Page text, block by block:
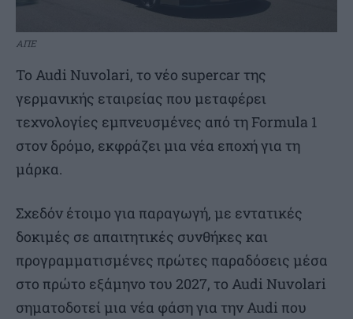
ΑΠΕ
Το Audi Nuvolari, το νέο supercar της
γερμανικής εταιρείας που μεταφέρει
τεχνολογίες εμπνευσμένες από τη Formula 1
στον δρόμο, εκφράζει μια νέα εποχή για τη
μάρκα.
Σχεδόν έτοιμο για παραγωγή, με εντατικές
δοκιμές σε απαιτητικές συνθήκες και
προγραμματισμένες πρώτες παραδόσεις μέσα
στο πρώτο εξάμηνο του 2027, το Audi Nuvolari
σηματοδοτεί μια νέα φάση για την Audi που